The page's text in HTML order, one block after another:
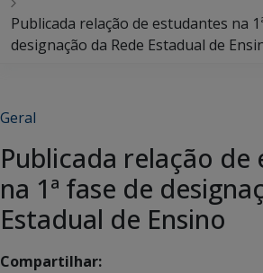
Publicada relação de estudantes na
designação da Rede Estadual de
Geral
Publicada relação de
na 1ª fase de
Estadual de Ensino
Compartilhar: